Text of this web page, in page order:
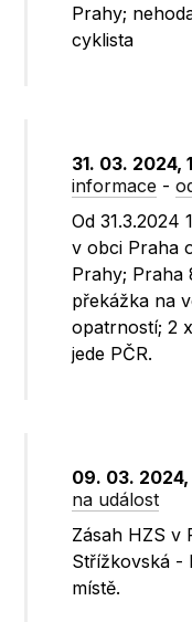
Prahy;
cyklista
31. 03. 2024,
informace -
Od 31.3.2024
v obci Praha
Prahy; Praha
překážka na
opatrností; 2
jede PČR.
09. 03. 2024,
na událost
Zásah HZS v
Střížkovská -
místě.